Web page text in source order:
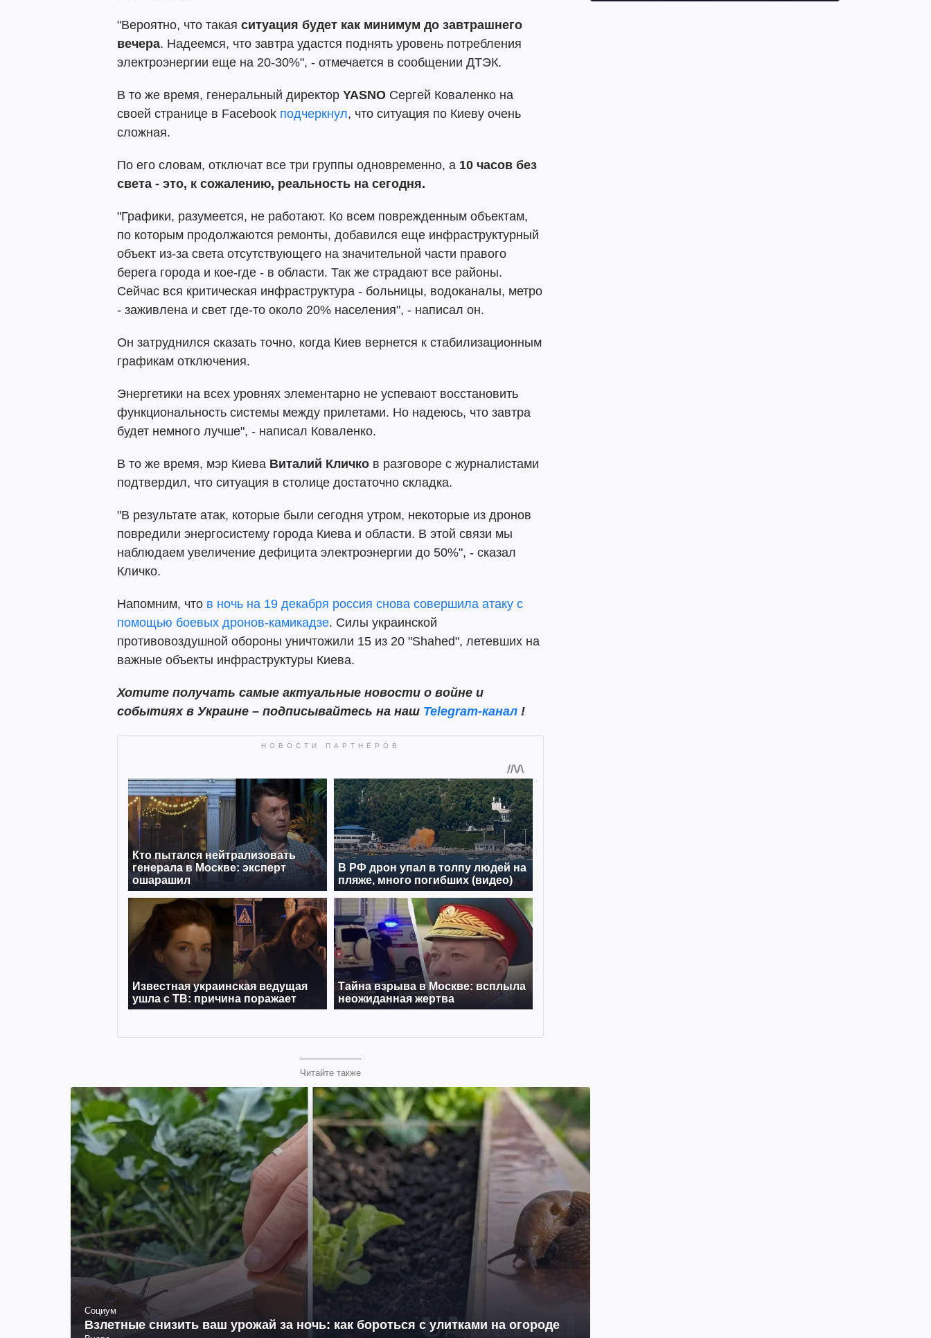
"Вероятно, что такая ситуация будет как минимум до завтрашнего
вечера. Надеемся, что завтра удастся поднять уровень потребления
электроэнергии еще на 20-30%", - отмечается в сообщении ДТЭК.
В то же время, генеральный директор YASNO Сергей Коваленко на
своей странице в Facebook подчеркнул, что ситуация по Киеву очень
сложная.
По его словам, отключат все три группы одновременно, а 10 часов без
света - это, к сожалению, реальность на сегодня.
"Графики, разумеется, не работают. Ко всем поврежденным объектам,
по которым продолжаются ремонты, добавился еще инфраструктурный
объект из-за света отсутствующего на значительной части правого
берега города и кое-где - в области. Так же страдают все районы.
Сейчас вся критическая инфраструктура - больницы, водоканалы, метро
- заживлена и свет где-то около 20% населения", - написал он.
Он затруднился сказать точно, когда Киев вернется к стабилизационным
графикам отключения.
Энергетики на всех уровнях элементарно не успевают восстановить
функциональность системы между прилетами. Но надеюсь, что завтра
будет немного лучше", - написал Коваленко.
В то же время, мэр Киева Виталий Кличко в разговоре с журналистами
подтвердил, что ситуация в столице достаточно складка.
"В результате атак, которые были сегодня утром, некоторые из дронов
повредили энергосистему города Киева и области. В этой связи мы
наблюдаем увеличение дефицита электроэнергии до 50%", - сказал
Кличко.
Напомним, что в ночь на 19 декабря россия снова совершила атаку с
помощью боевых дронов-камикадзе. Силы украинской
противовоздушной обороны уничтожили 15 из 20 "Shahed", летевших на
важные объекты инфраструктуры Киева.
Хотите получать самые актуальные новости о войне и
событиях в Украине – подписывайтесь на наш Telegram-канал !
Читайте также
Социум
Взлетные снизить ваш урожай за ночь: как бороться с улитками на огороде